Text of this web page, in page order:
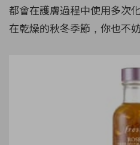
都會在護膚過程中使用多次
在乾燥的秋冬季節，你也不